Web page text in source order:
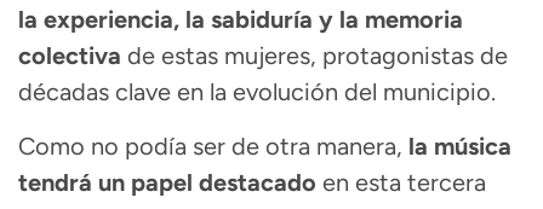
la experiencia, la sabiduría y la memoria
colectiva de estas mujeres, protagonistas de
décadas clave en la evolución del municipio.
Como no podía ser de otra manera, la música
tendrá un papel destacado en esta tercera